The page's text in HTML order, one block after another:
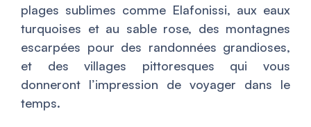
plages sublimes comme Elafonissi, aux eaux
turquoises et au sable rose, des montagnes
escarpées pour des randonnées grandioses,
et des villages pittoresques qui vous
donneront l’impression de voyager dans le
temps.